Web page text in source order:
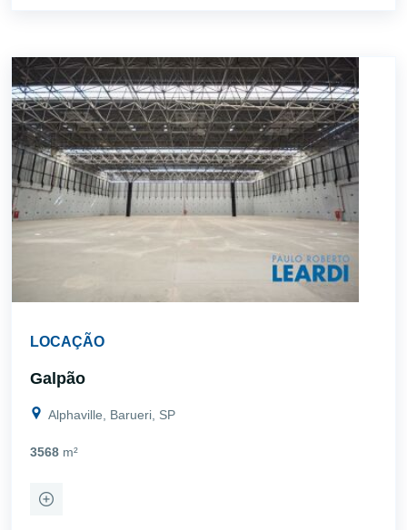
LOCAÇÃO
Galpão
Alphaville, Barueri, SP
3568 m²